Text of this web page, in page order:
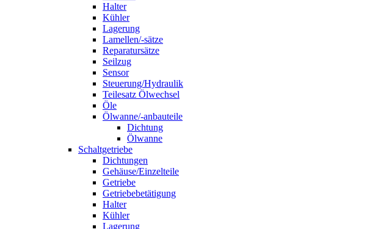
Halter
Kühler
Lagerung
Lamellen/-sätze
Reparatursätze
Seilzug
Sensor
Steuerung/Hydraulik
Teilesatz Ölwechsel
Öle
Ölwanne/-anbauteile
Dichtung
Ölwanne
Schaltgetriebe
Dichtungen
Gehäuse/Einzelteile
Getriebe
Getriebebetätigung
Halter
Kühler
Lagerung